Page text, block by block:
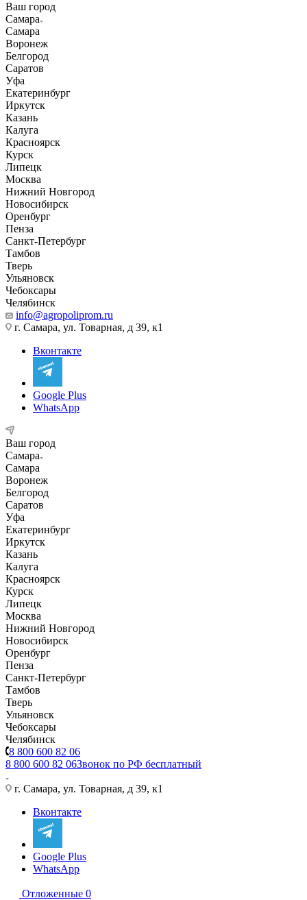
Ваш город
Самара
Самара
Воронеж
Белгород
Саратов
Уфа
Екатеринбург
Иркутск
Казань
Калуга
Красноярск
Курск
Липецк
Москва
Нижний Новгород
Новосибирск
Оренбург
Пенза
Санкт-Петербург
Тамбов
Тверь
Ульяновск
Чебоксары
Челябинск
info@agropoliprom.ru
г. Самара, ул. Товарная, д 39, к1
Вконтакте
Google Plus
WhatsApp
Ваш город
Самара
Самара
Воронеж
Белгород
Саратов
Уфа
Екатеринбург
Иркутск
Казань
Калуга
Красноярск
Курск
Липецк
Москва
Нижний Новгород
Новосибирск
Оренбург
Пенза
Санкт-Петербург
Тамбов
Тверь
Ульяновск
Чебоксары
Челябинск
8 800 600 82 06
8 800 600 82 06Звонок по РФ бесплатный
г. Самара, ул. Товарная, д 39, к1
Вконтакте
Google Plus
WhatsApp
Отложенные 0